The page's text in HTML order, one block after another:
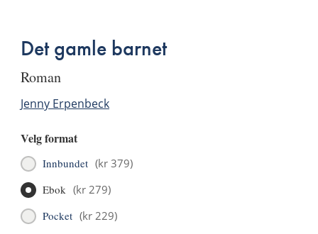
Det gamle barnet
roman
Jenny Erpenbeck
Velg format
Innbundet (kr 379)
Ebok (kr 279)
Pocket (kr 229)